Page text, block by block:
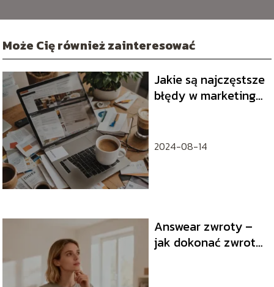
Może Cię również zainteresować
Jakie są najczęstsze
błędy w marketingu
2024-08-14
Answear zwroty –
jak dokonać zwrotu